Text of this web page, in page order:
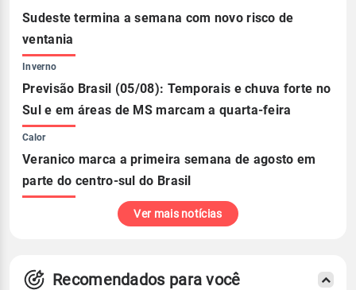
Sudeste termina a semana com novo risco de
ventania
Inverno
Previsão Brasil (05/08): Temporais e chuva forte no
Sul e em áreas de MS marcam a quarta-feira
Calor
Veranico marca a primeira semana de agosto em
parte do centro-sul do Brasil
Ver mais notícias
Recomendados para você